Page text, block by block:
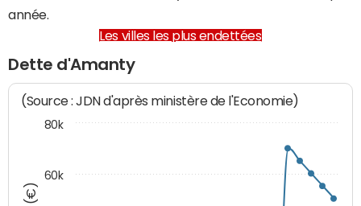
année.
Les villes les plus endettées
Dette d'Amanty
(Source : JDN d'après ministère de l'Economie)
60k
80k